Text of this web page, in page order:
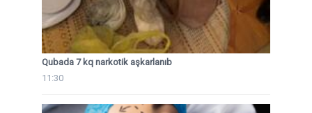
Qubada 7 kq narkotik aşkarlanıb
11:30